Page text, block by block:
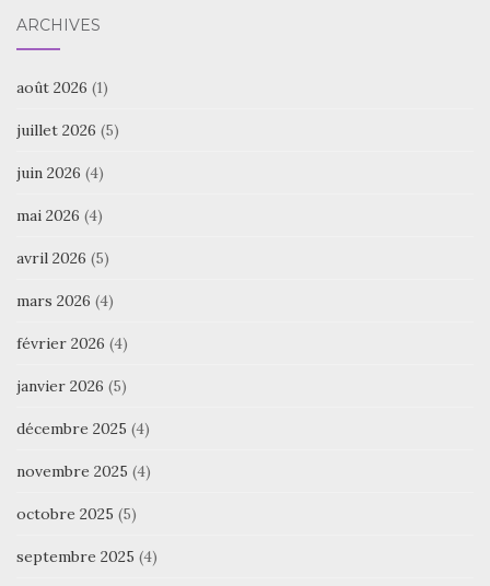
ARCHIVES
août 2026 (1)
juillet 2026 (5)
juin 2026 (4)
mai 2026 (4)
avril 2026 (5)
mars 2026 (4)
février 2026 (4)
janvier 2026 (5)
décembre 2025 (4)
novembre 2025 (4)
octobre 2025 (5)
septembre 2025 (4)